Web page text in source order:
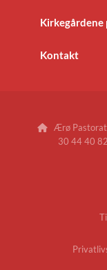
Kontakt
Ærø Pastorat
30 44 40